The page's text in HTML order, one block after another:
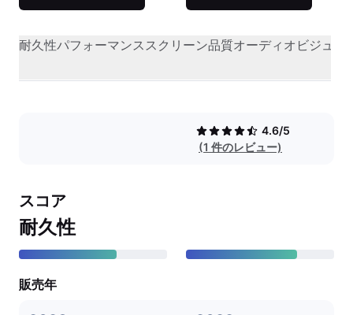
耐久性パフォーマンススクリーン品質オーディオビジュア
4.6/5
(1 件のレビュー)
スコア
耐久性
販売年